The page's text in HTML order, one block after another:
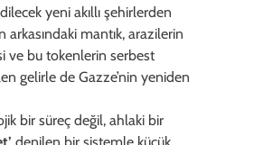
yeni akıllı şehirlerden
arkasındaki mantık, arazilerin
ve bu tokenlerin serbest
gelirle de Gazze’nin yeniden
bir süreç değil, ahlaki bir
denilen bir sistemle küçük